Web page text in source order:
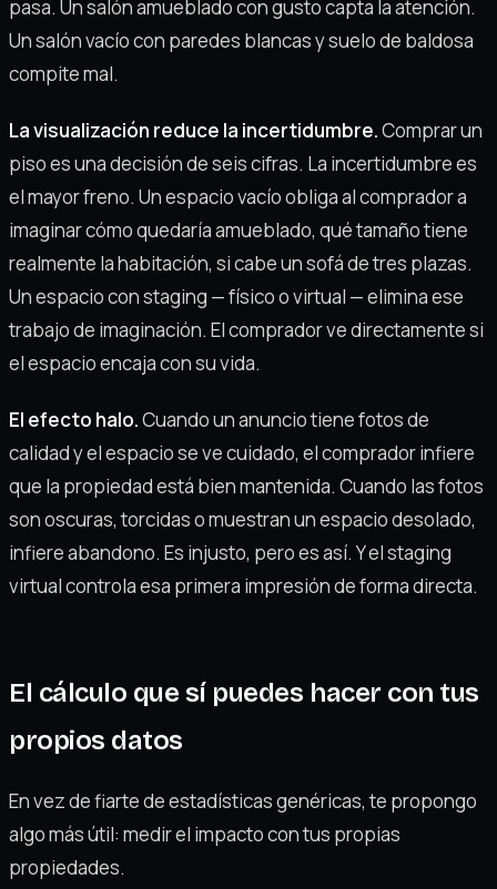
pasa. Un salón amueblado con gusto capta la atención.
Un salón vacío con paredes blancas y suelo de baldosa
compite mal.
La visualización reduce la incertidumbre.Comprar un
piso es una decisión de seis cifras. La incertidumbre es
el mayor freno. Un espacio vacío obliga al comprador a
imaginar cómo quedaría amueblado, qué tamaño tiene
realmente la habitación, si cabe un sofá de tres plazas.
Un espacio con staging — físico o virtual — elimina ese
trabajo de imaginación. El comprador ve directamente si
el espacio encaja con su vida.
El efecto halo.Cuando un anuncio tiene fotos de
calidad y el espacio se ve cuidado, el comprador infiere
que la propiedad está bien mantenida. Cuando las fotos
son oscuras, torcidas o muestran un espacio desolado,
infiere abandono. Es injusto, pero es así. Y el staging
virtual controla esa primera impresión de forma directa.
El cálculo que sí puedes hacer con tus
propios datos
En vez de fiarte de estadísticas genéricas, te propongo
algo más útil: medir el impacto con tus propias
propiedades.